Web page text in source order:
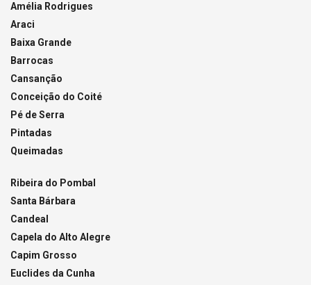
Amélia Rodrigues
Araci
Baixa Grande
Barrocas
Cansanção
Conceição do Coité
Pé de Serra
Pintadas
Queimadas
Ribeira do Pombal
Santa Bárbara
Candeal
Capela do Alto Alegre
Capim Grosso
Euclides da Cunha